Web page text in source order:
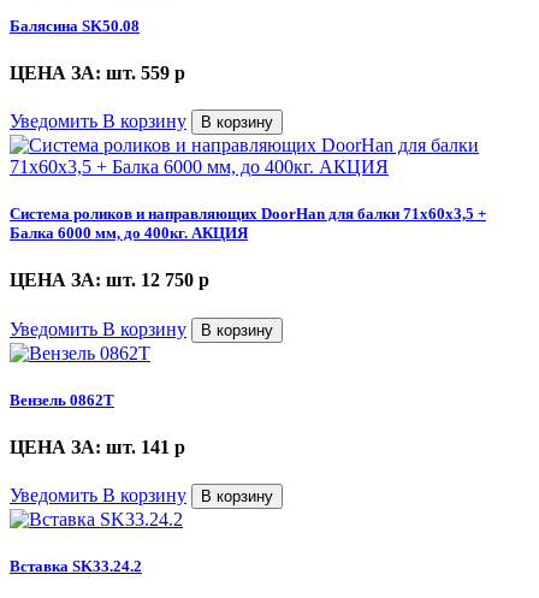
Балясина SK50.08
ЦЕНА ЗА: шт. 559 p
Уведомить В корзину В корзину
Система роликов и направляющих DoorHan для балки 71х60х3,5 +
Балка 6000 мм, до 400кг. АКЦИЯ
ЦЕНА ЗА: шт. 12 750 p
Уведомить В корзину В корзину
Вензель 0862Т
ЦЕНА ЗА: шт. 141 p
Уведомить В корзину В корзину
Вставка SK33.24.2